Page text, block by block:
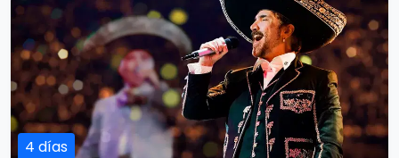
4 días